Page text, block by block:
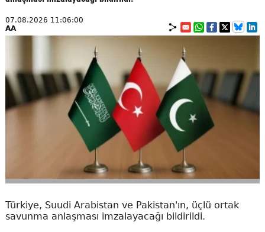
07.08.2026 11:06:00
AA
Türkiye, Suudi Arabistan ve Pakistan'ın, üçlü ortak
savunma anlaşması imzalayacağı bildirildi.